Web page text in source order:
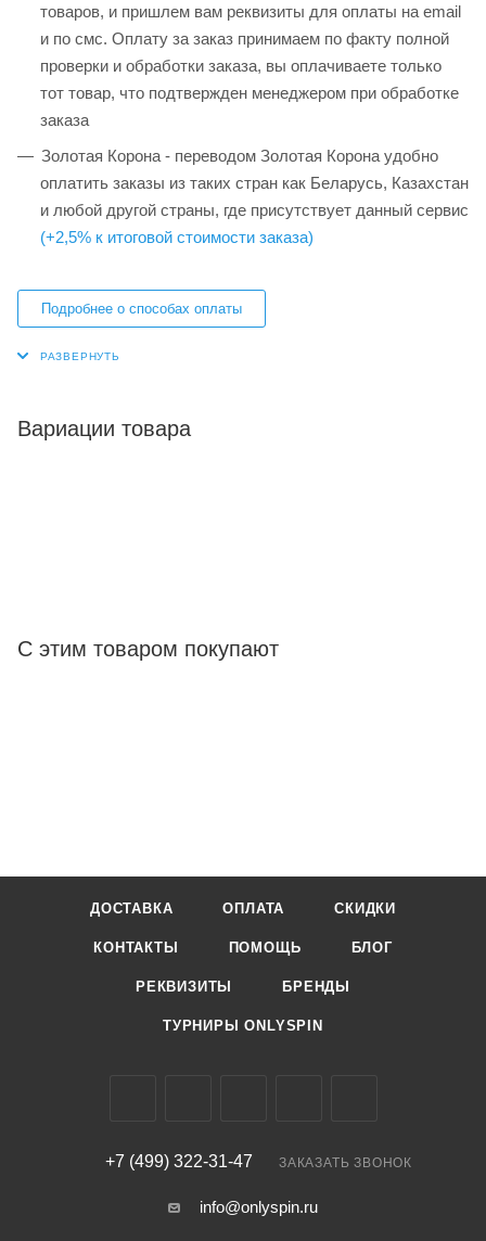
товаров, и пришлем вам реквизиты для оплаты на email
и по смс. Оплату за заказ принимаем по факту полной
проверки и обработки заказа, вы оплачиваете только
тот товар, что подтвержден менеджером при обработке
заказа
Золотая Корона - переводом Золотая Корона удобно
оплатить заказы из таких стран как Беларусь, Казахстан
и любой другой страны, где присутствует данный сервис
(+2,5% к итоговой стоимости заказа)
Подробнее о способах оплаты
Вариации товара
С этим товаром покупают
ДОСТАВКА ОПЛАТА СКИДКИ
КОНТАКТЫ ПОМОЩЬ БЛОГ
РЕКВИЗИТЫ БРЕНДЫ
ТУРНИРЫ ONLYSPIN
+7 (499) 322-31-47 ЗАКАЗАТЬ ЗВОНОК
info@onlyspin.ru